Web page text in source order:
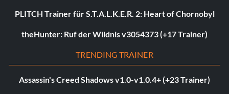
PLITCH Trainer für S.T.A.L.K.E.R. 2: Heart of Chornobyl
theHunter: Ruf der Wildnis v3054373 (+17 Trainer)
TRENDING TRAINER
Assassin's Creed Shadows v1.0-v1.0.4+ (+23 Trainer)